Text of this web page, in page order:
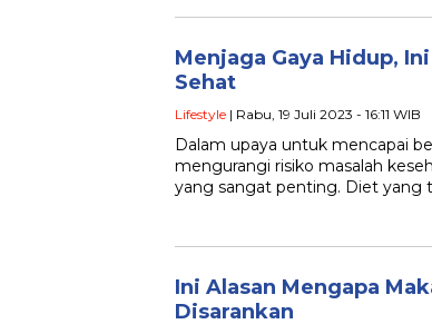
Menjaga Gaya Hidup,
Sehat
Lifestyle | Rabu, 19 Juli 2023 - 16:11 WIB
Dalam upaya untuk mencapai
mengurangi risiko masalah
yang sangat penting. Diet yang
Ini Alasan Mengapa
Disarankan